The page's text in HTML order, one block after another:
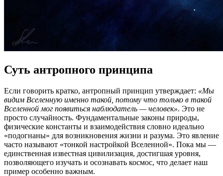
Суть антропного принципа
Если говорить кратко, антропный принцип утверждает: «Мы
видим Вселенную именно такой, потому что только в такой
Вселенной мог появиться наблюдатель — человек». Это не
просто случайность. Фундаментальные законы природы,
физические константы и взаимодействия словно идеально
«подогнаны» для возникновения жизни и разума. Это явление
часто называют «тонкой настройкой Вселенной». Пока мы —
единственная известная цивилизация, достигшая уровня,
позволяющего изучать и осознавать космос, что делает наш
пример особенно важным.